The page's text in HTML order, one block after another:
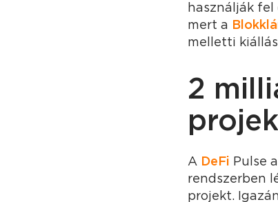
használják
mert a
melletti
2
A DeFi Pulse
rendszerben
projekt.